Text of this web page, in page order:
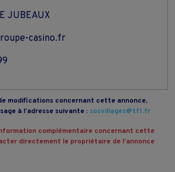
JUBEAUX
casino.fr
modifications concernant cette annonce,
à l’adresse suivante : sosvillages@tf1.fr
complémentaire concernant cette
directement le propriétaire de l’annonce